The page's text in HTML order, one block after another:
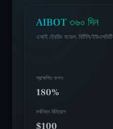
AIBOT ৩৬০ দিন
এআই ট্রেডিং মডেল: বিটিসি/ইউএসডিটি
প্রক্ষেপিত ফলন
180%
সর্বনিম্ন বিনিয়োগ
$100